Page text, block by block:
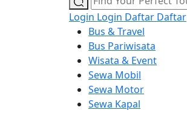
Login Login Daftar Daftar
Bus & Travel
Bus Pariwisata
Wisata & Event
Sewa Mobil
Sewa Motor
Sewa Kapal